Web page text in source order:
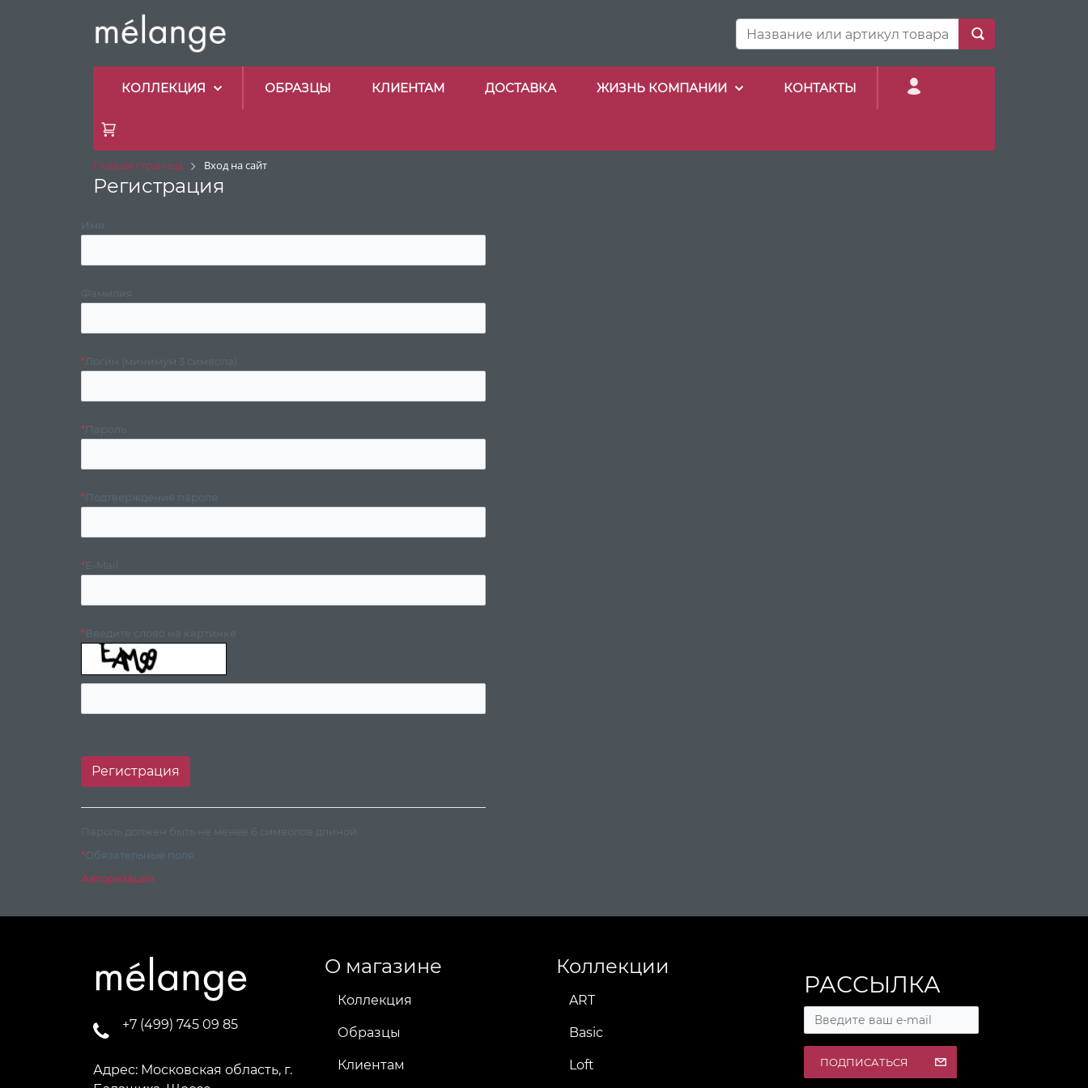
КОЛЛЕКЦИЯ ОБРАЗЦЫ КЛИЕНТАМ ДОСТАВКА ЖИЗНЬ КОМПАНИИ КОНТАКТЫ
Главная страница Вход на сайт
Регистрация
Имя
Фамилия
*Логин (минимум 3 символа)
*Пароль
*Подтверждение пароля
*E-Mail
*Введите слово на картинке
Пароль должен быть не менее 6 символов длиной.
*Обязательные поля.
Авторизация
О магазине
Коллекция
Образцы
Клиентам
Коллекции
ART
Basic
Loft
РАССЫЛКА
ПОДПИСАТЬСЯ
+7 (499) 745 09 85
Адрес: Московская область, г.